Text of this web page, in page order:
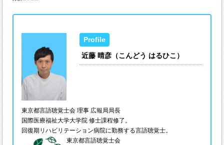
近藤 晴彦（こんどう はるひこ）
東京都言語聴覚士会 理事 広報局局長
国際医療福祉大学大学院 修士課程修了。
回復期リハビリテーション病院に勤務する言語聴覚士。
東京都言語聴覚士会